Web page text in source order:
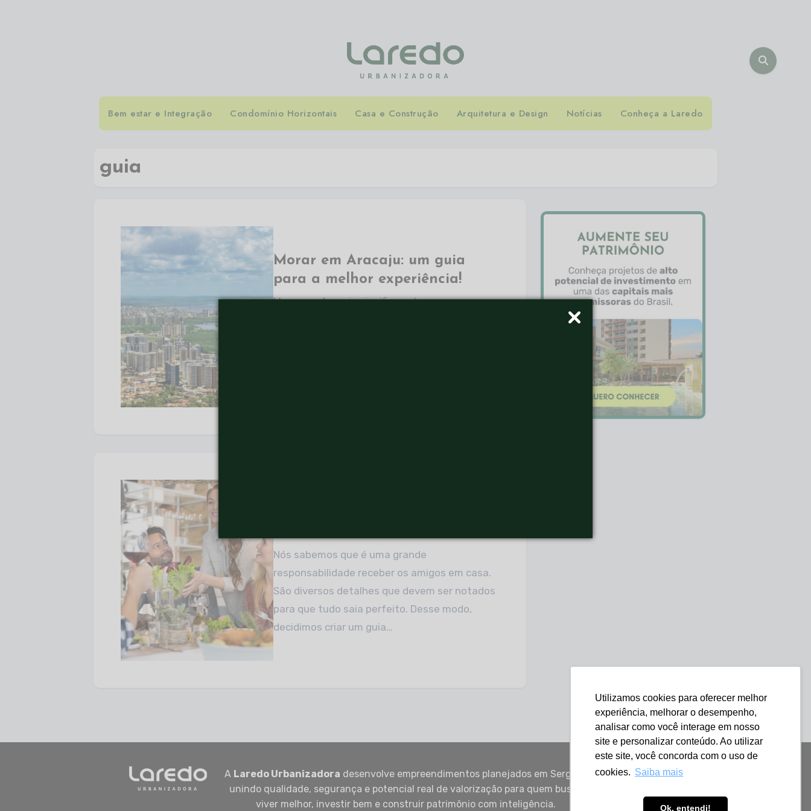
Utilizamos cookies para oferecer melhor
experiência, melhorar o desempenho,
analisar como você interage em nosso
site e personalizar conteúdo. Ao utilizar
este site, você concorda com o uso de
cookies. Saiba mais
Ok, entendi!
Bem estar e Integração Condomínio Horizontais Casa e Construção Arquitetura e Design Notícias Conheça a Laredo
guia
Morar em Aracaju: um guia
para a melhor experiência!
Morar em Aracaju significa estar em uma
Nós sabemos que é uma grande
responsabilidade receber os amigos em casa.
São diversos detalhes que devem ser notados
para que tudo saia perfeito. Desse modo,
decidimos criar um guia…
A Laredo Urbanizadora desenvolve empreendimentos planejados em Sergipe,
unindo qualidade, segurança e potencial real de valorização para quem busca
viver melhor, investir bem e construir patrimônio com inteligência.